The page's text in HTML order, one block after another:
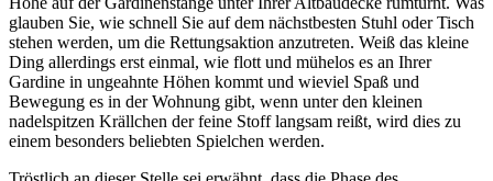
glauben Sie, wie schnell Sie auf dem nächstbesten Stuhl oder Tisch
stehen werden, um die Rettungsaktion anzutreten. Weiß das kleine
Ding allerdings erst einmal, wie flott und mühelos es an Ihrer
Gardine in ungeahnte Höhen kommt und wieviel Spaß und
Bewegung es in der Wohnung gibt, wenn unter den kleinen
nadelspitzen Krällchen der feine Stoff langsam reißt, wird dies zu
einem besonders beliebten Spielchen werden.